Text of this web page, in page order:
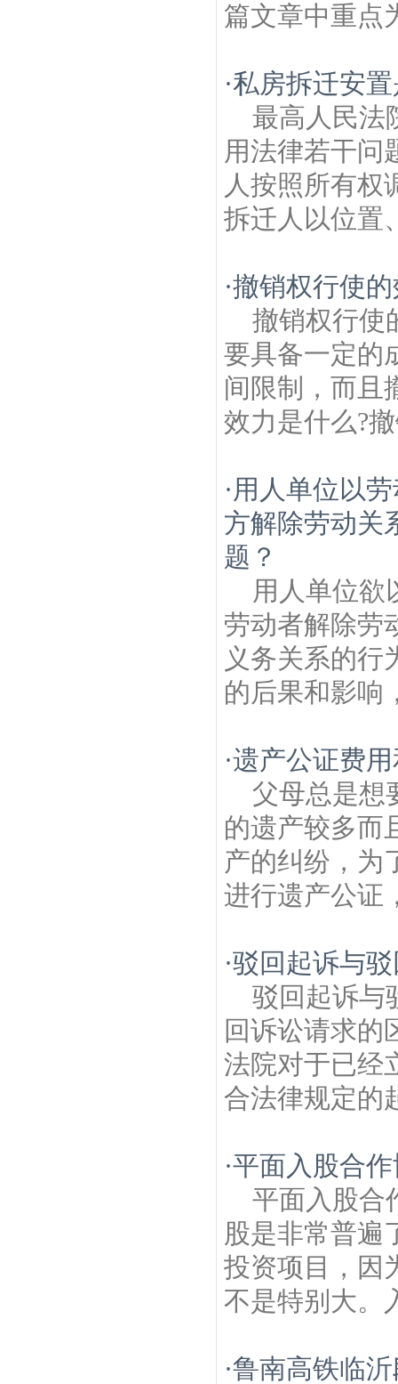
篇文章中重点
·私房拆迁安
最高人民法
用法律若干问
人按照所有权
拆迁人以位置
·撤销权行使
撤销权行使
要具备一定的
间限制，而且
效力是什么?
·用人单位以
方解除劳动关
题？
用人单位欲
劳动者解除劳
义务关系的行
的后果和影响
·遗产公证费
父母总是想
的遗产较多而
产的纠纷，为
进行遗产公证
·驳回起诉与
驳回起诉与
回诉讼请求的
法院对于已经
合法律规定的
·平面入股合
平面入股合
股是非常普遍
投资项目，因
不是特别大。
·鲁南高铁临